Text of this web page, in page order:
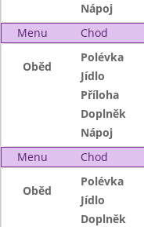
Nápoj
Menu
Chod
Oběd
Polévka
Jídlo
Příloha
Doplněk
Nápoj
Menu
Chod
Oběd
Polévka
Jídlo
Doplněk